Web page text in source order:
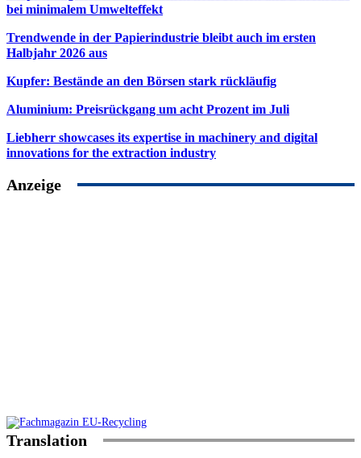
bei minimalem Umwelteffekt
Trendwende in der Papierindustrie bleibt auch im ersten
Halbjahr 2026 aus
Kupfer: Bestände an den Börsen stark rückläufig
Aluminium: Preisrückgang um acht Prozent im Juli
Liebherr showcases its expertise in machinery and digital
innovations for the extraction industry
Anzeige
Translation